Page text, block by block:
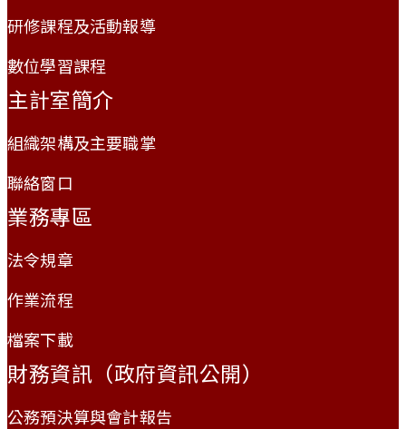
研修課程及活動報導
數位學習課程
主計室簡介
組織架構及主要職掌
聯絡窗口
業務專區
法令規章
作業流程
檔案下載
財務資訊（政府資訊公開）
公務預決算與會計報告